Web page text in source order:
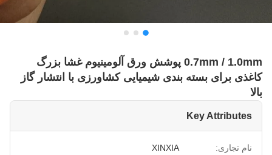
0.7mm / 1.0mm پوشش ورق آلومینیوم غشا بزرگ
کاغذی برای بسته بندی شیمیایی کشاورزی با انتشار گاز
بالا
Key Attributes
نام تجاری:
XINXIA